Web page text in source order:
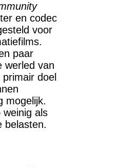
en codec
voor
paar
werled van
doel
mogelijk.
weinig als
belasten.